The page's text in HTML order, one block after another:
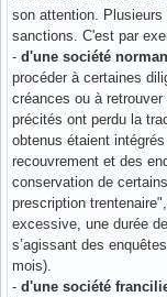
son attention.
sanctions. C'est par
- d'une société
procéder à certaines
créances ou à
précités ont perdu la
obtenus étaient
recouvrement et des
conservation de
prescription
excessive, une durée
s’agissant des
mois).
- d'une société